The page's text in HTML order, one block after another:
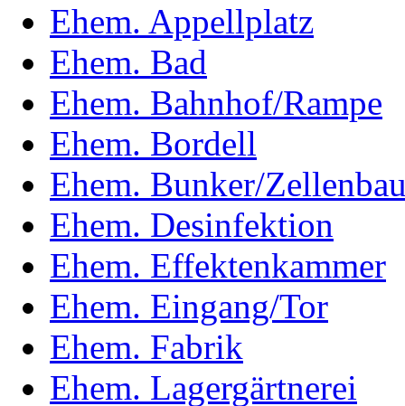
Ehem. Appellplatz
Ehem. Bad
Ehem. Bahnhof/Rampe
Ehem. Bordell
Ehem. Bunker/
Ehem. Desinfektion
Ehem. Effektenkammer
Ehem. Eingang/Tor
Ehem. Fabrik
Ehem. Lagergärtnerei